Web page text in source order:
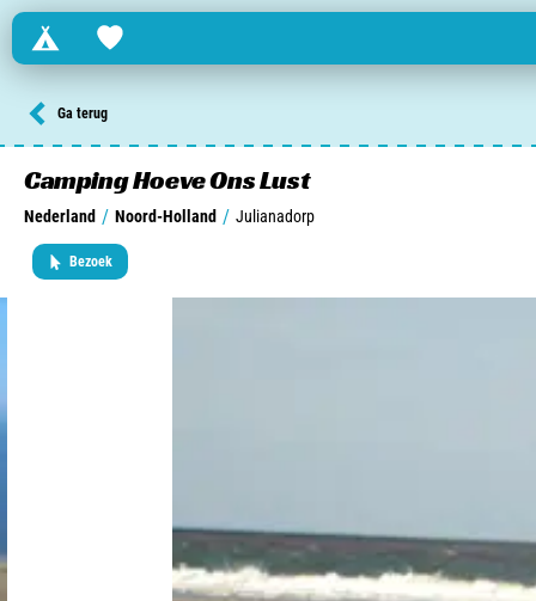
Campings Favorites
Zoek een camping in ...
Nederland
Begië
Luxemburg
Ga terug
Camping Hoeve Ons Lust
Nederland / Noord-Holland / Julianadorp
Bezoek